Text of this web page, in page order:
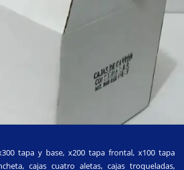
tapa y base, x200 tapa frontal, x100 tapa
cajas cuatro aletas, cajas troqueladas,